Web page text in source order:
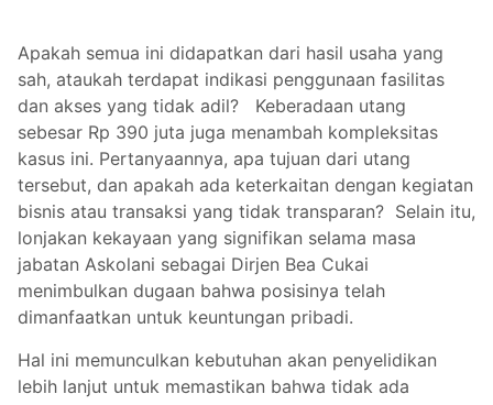
Apakah semua ini didapatkan dari hasil usaha yang
sah, ataukah terdapat indikasi penggunaan fasilitas
dan akses yang tidak adil? Keberadaan utang
sebesar Rp 390 juta juga menambah kompleksitas
kasus ini. Pertanyaannya, apa tujuan dari utang
tersebut, dan apakah ada keterkaitan dengan kegiatan
bisnis atau transaksi yang tidak transparan? Selain itu,
lonjakan kekayaan yang signifikan selama masa
jabatan Askolani sebagai Dirjen Bea Cukai
menimbulkan dugaan bahwa posisinya telah
dimanfaatkan untuk keuntungan pribadi.
Hal ini memunculkan kebutuhan akan penyelidikan
lebih lanjut untuk memastikan bahwa tidak ada